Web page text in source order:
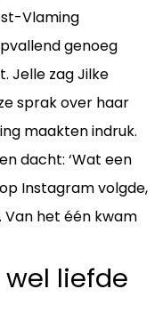
Vlaming
genoeg
Jelle zag Jilke
sprak over haar
maakten indruk.
dacht: ‘Wat een
Instagram volgde,
het één kwam
liefde